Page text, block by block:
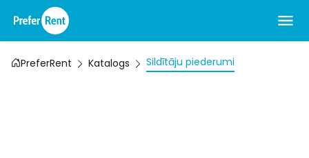
PreferRent Katalogs Sildītāju piederumi